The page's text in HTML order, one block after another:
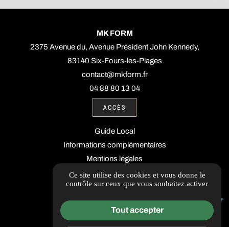
MK FORM
2375 Avenue du, Avenue Président John Kennedy,
83140 Six-Fours-les-Plages
contact@mkform.fr
04 88 80 13 04
ACCÈS
Guide Local
Informations complémentaires
Mentions légales
Politique de confidentialité
Gestion des cookies
Ce site utilise des cookies et vous donne le
contrôle sur ceux que vous souhaitez activer
Tout accepter